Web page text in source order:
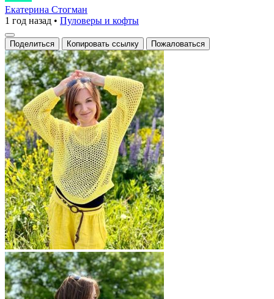
вязаный
свитер
с
крупной
сеткой
Екатерина Стогман
1 год назад • Пуловеры и кофты
Поделиться Копировать ссылку Пожаловаться